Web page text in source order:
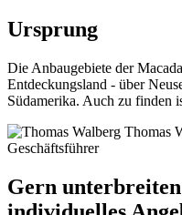
Ursprung
Die Anbaugebiete der
Entdeckungsland - über
Südamerika. Auch zu finden
Thomas
Geschäftsführer
Gern